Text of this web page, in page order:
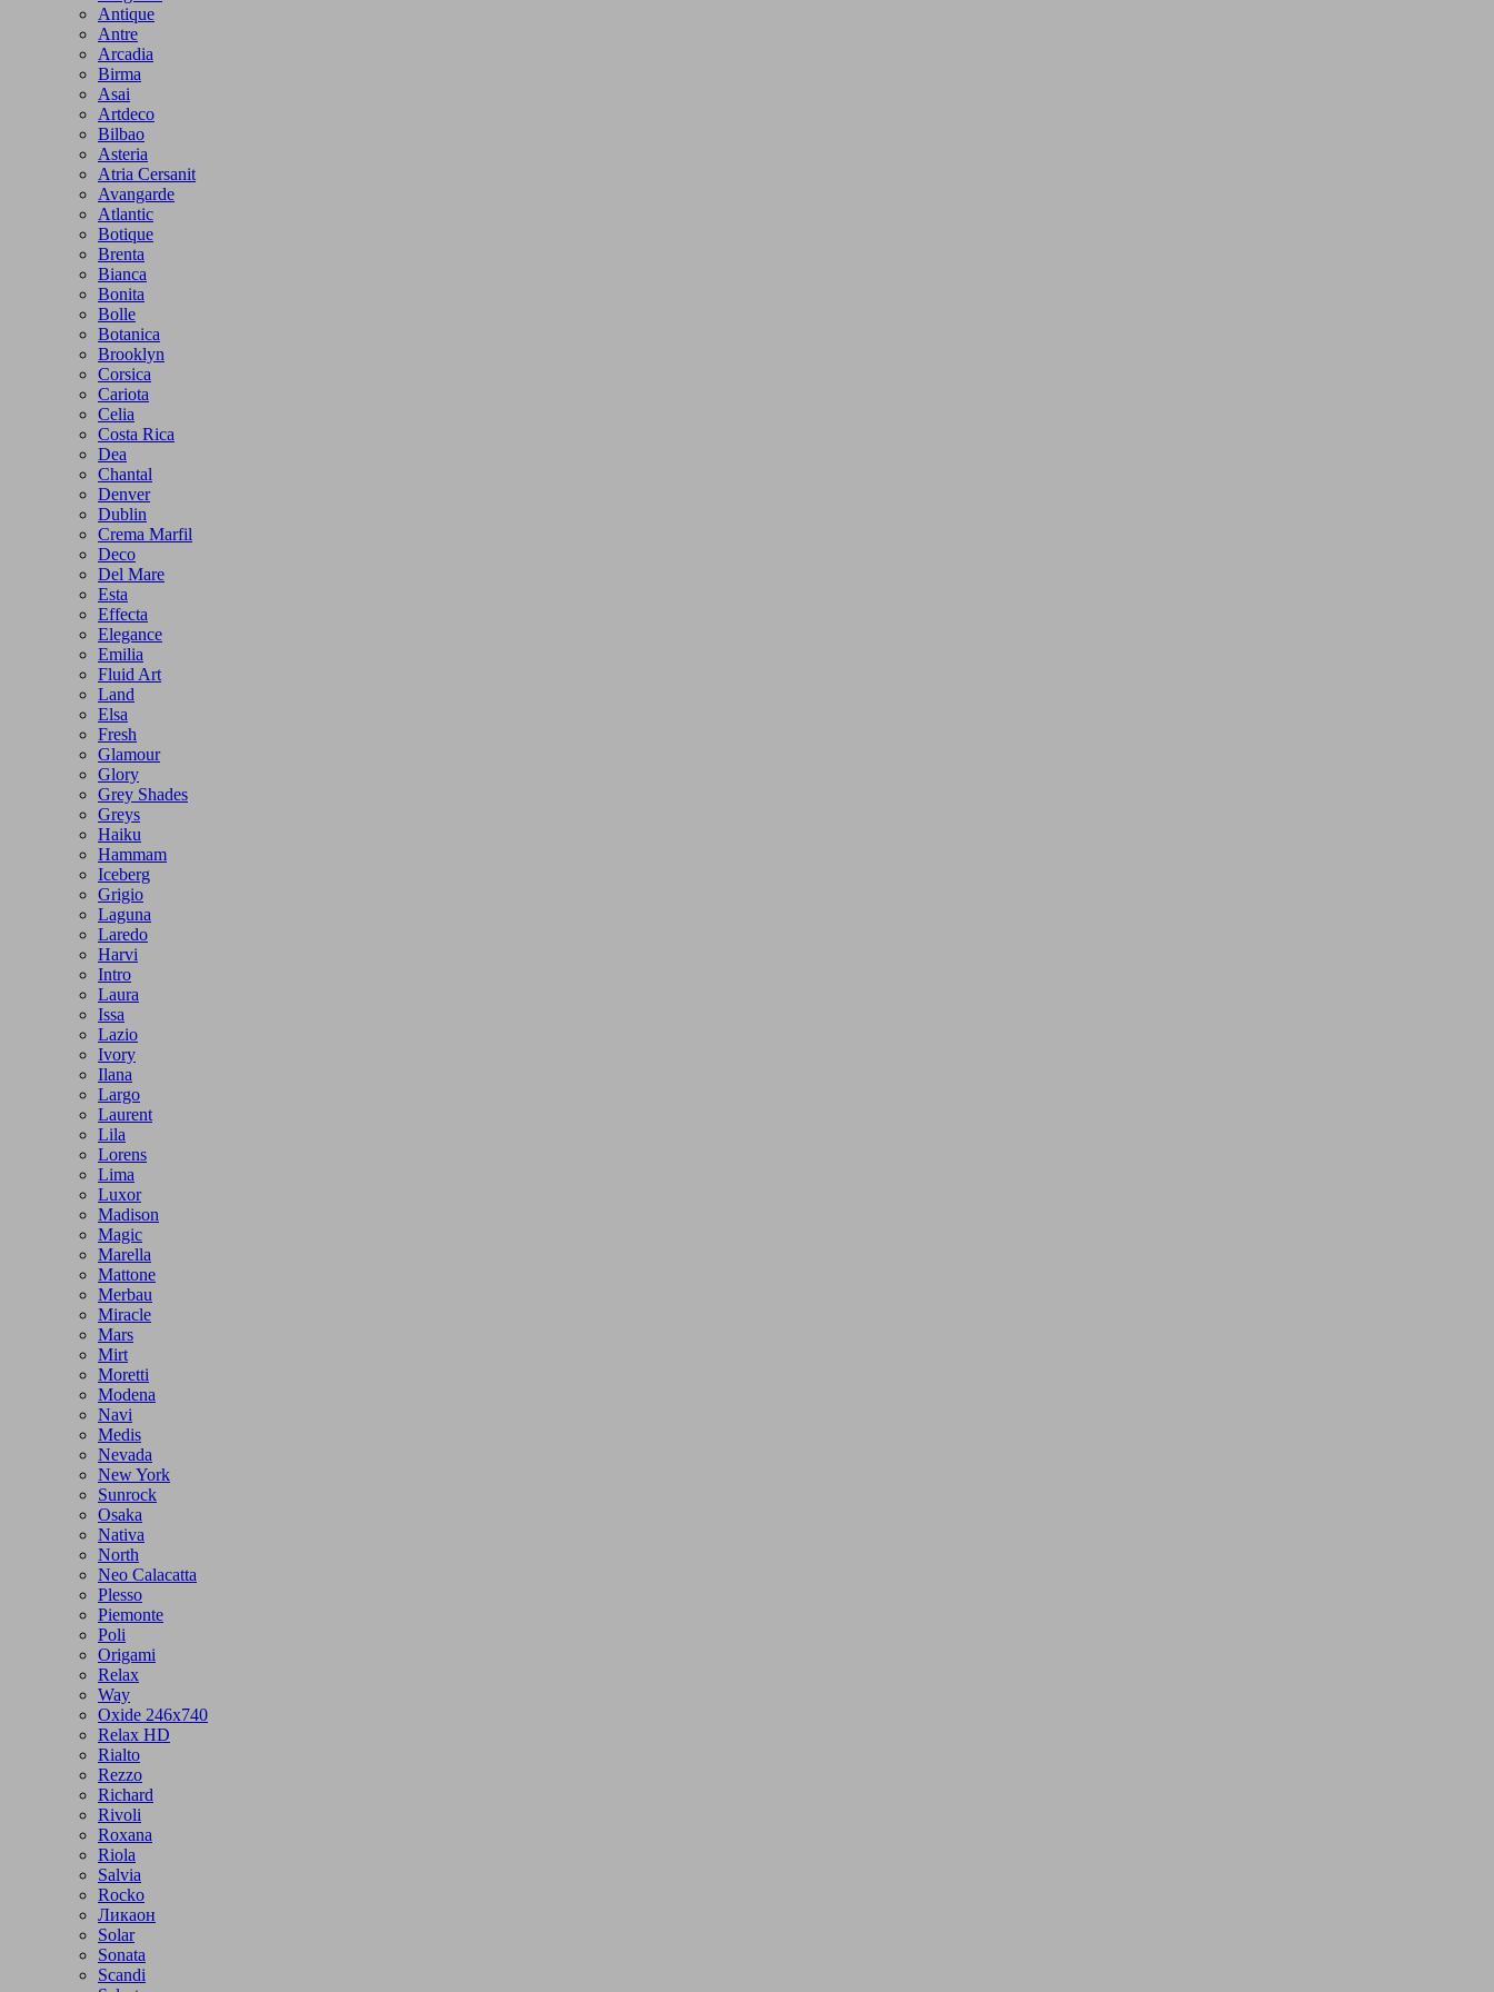
Antique
Antre
Arcadia
Birma
Asai
Artdeco
Bilbao
Asteria
Atria Cersanit
Avangarde
Atlantic
Botique
Brenta
Bianca
Bonita
Bolle
Botanica
Brooklyn
Corsica
Cariota
Celia
Costa Rica
Dea
Chantal
Denver
Dublin
Crema Marfil
Deco
Del Mare
Esta
Effecta
Elegance
Emilia
Fluid Art
Land
Elsa
Fresh
Glamour
Glory
Grey Shades
Greys
Haiku
Hammam
Iceberg
Grigio
Laguna
Laredo
Harvi
Intro
Laura
Issa
Lazio
Ivory
Ilana
Largo
Laurent
Lila
Lorens
Lima
Luxor
Madison
Magic
Marella
Mattone
Merbau
Miracle
Mars
Mirt
Moretti
Modena
Navi
Medis
Nevada
New York
Sunrock
Osaka
Nativa
North
Neo Calacatta
Plesso
Piemonte
Poli
Origami
Relax
Way
Oxide 246x740
Relax HD
Rialto
Rezzo
Richard
Rivoli
Roxana
Riola
Salvia
Rocko
Ликаон
Solar
Sonata
Scandi